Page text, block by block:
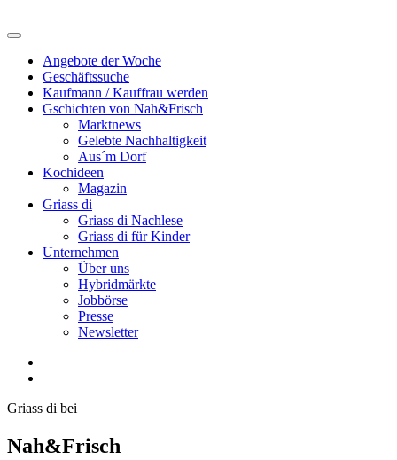
Angebote der Woche
Geschäftssuche
Kaufmann / Kauffrau werden
Gschichten von Nah&Frisch
Marktnews
Gelebte Nachhaltigkeit
Aus´m Dorf
Kochideen
Magazin
Griass di
Griass di Nachlese
Griass di für Kinder
Unternehmen
Über uns
Hybridmärkte
Jobbörse
Presse
Newsletter
Griass di bei
Nah&Frisch